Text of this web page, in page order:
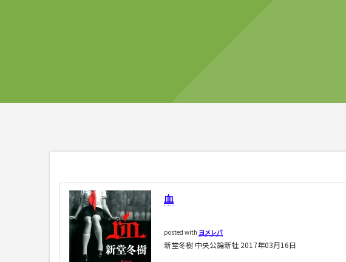
血
posted with ヨメレバ
新堂冬樹 中央公論新社 2017年03月16日